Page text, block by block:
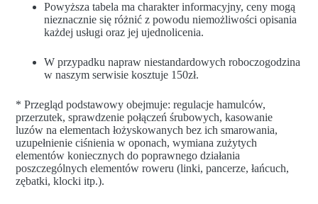
Powyższa tabela ma charakter informacyjny, ceny mogą
nieznacznie się różnić z powodu niemożliwości opisania
każdej usługi oraz jej ujednolicenia.
W przypadku napraw niestandardowych roboczogodzina
w naszym serwisie kosztuje 150zł.
* Przegląd podstawowy obejmuje: regulacje hamulców,
przerzutek, sprawdzenie połączeń śrubowych, kasowanie
luzów na elementach łożyskowanych bez ich smarowania,
uzupełnienie ciśnienia w oponach, wymiana zużytych
elementów koniecznych do poprawnego działania
poszczególnych elementów roweru (linki, pancerze, łańcuch,
zębatki, klocki itp.).